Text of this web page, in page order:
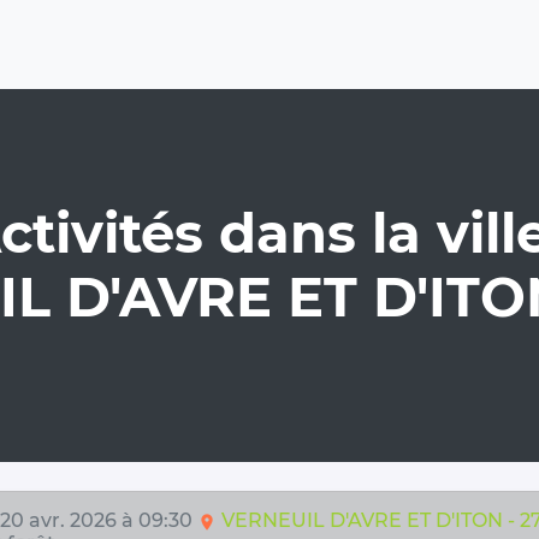
dans la
D'AVRE ET
avr. 2026 à 09:30 location_on VERNEUIL D'AVRE ET D'ITON -